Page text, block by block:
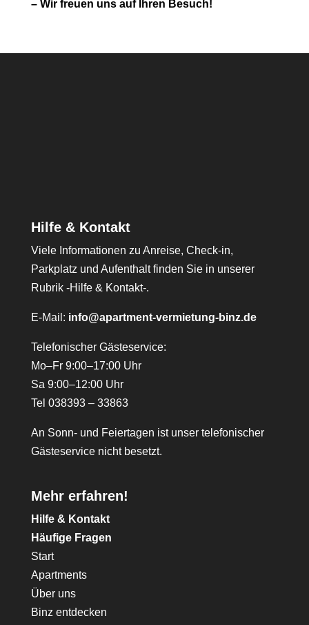
– Wir freuen uns auf Ihren Besuch!
Hilfe & Kontakt
Viele Informationen zu Anreise, Check-in,
Parkplatz und Aufenthalt finden Sie in unserer
Rubrik -Hilfe & Kontakt-.
E-Mail: info@apartment-vermietung-binz.de
Telefonischer Gästeservice:
Mo–Fr 9:00–17:00 Uhr
Sa 9:00–12:00 Uhr
Tel 038393 – 33863
An Sonn- und Feiertagen ist unser telefonischer
Gästeservice nicht besetzt.
Mehr erfahren!
Hilfe & Kontakt
Häufige Fragen
Start
Apartments
Über uns
Binz entdecken